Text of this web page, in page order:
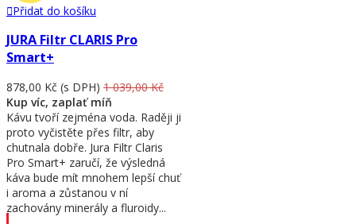
Přidat do košíku
JURA Filtr CLARIS Pro
Smart+
878,00 Kč (s DPH) 1 039,00 Kč
Kup víc, zaplať míň
Kávu tvoří zejména voda. Raději ji
proto vyčistěte přes filtr, aby
chutnala dobře. Jura Filtr Claris
Pro Smart+ zaručí, že výsledná
káva bude mít mnohem lepší chuť
i aroma a zůstanou v ní
zachovány minerály a fluroidy...